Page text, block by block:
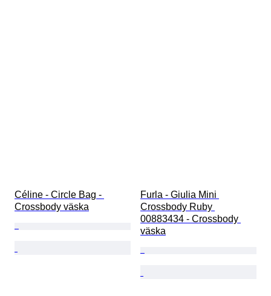
Céline - Circle Bag -
Crossbody väska
Furla - Giulia Mini
Crossbody Ruby
00883434 - Crossbody
väska